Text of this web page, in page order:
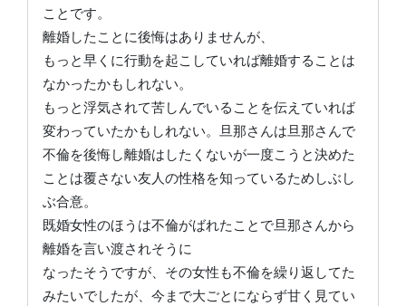
ことです。
離婚したことに後悔はありませんが、
もっと早くに行動を起こしていれば離婚することは
なかったかもしれない。
もっと浮気されて苦しんでいることを伝えていれば
変わっていたかもしれない。旦那さんは旦那さんで
不倫を後悔し離婚はしたくないが一度こうと決めた
ことは覆さない友人の性格を知っているためしぶし
ぶ合意。
既婚女性のほうは不倫がばれたことで旦那さんから
離婚を言い渡されそうに
なったそうですが、その女性も不倫を繰り返してた
みたいでしたが、今まで大ごとにならず甘く見てい